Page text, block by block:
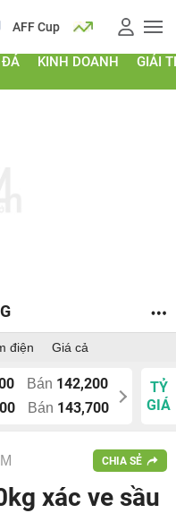
Cup Giá vàng
ĐÁ KINH DOANH GIẢI
điện Giá cả
Bán 142,200
Bán 143,700
TỶ
GIÁ
CHIA SẺ
xác ve sầu